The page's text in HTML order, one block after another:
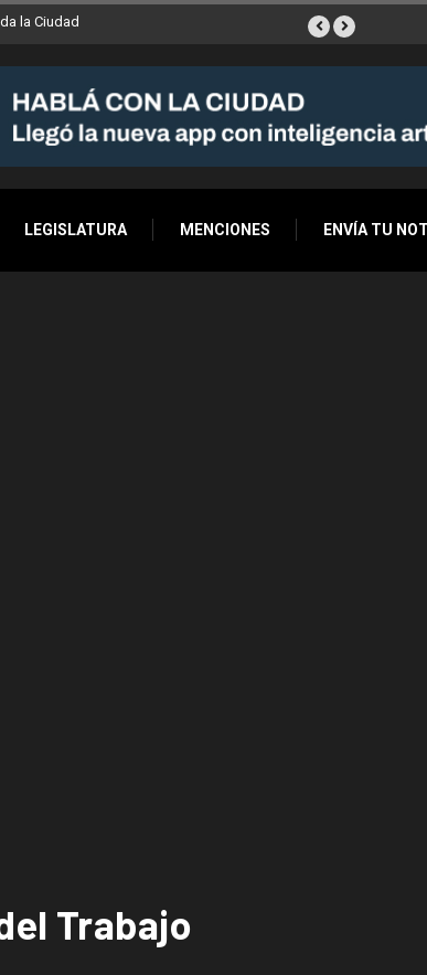
Ciudad llegan esta semana a Villa Devoto
LEGISLATURA MENCIONES ENVÍA TU
Trabajo